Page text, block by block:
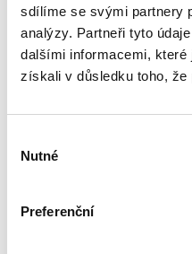
sdílíme se svými partnery
analýzy. Partneři tyto
dalšími informacemi,
získali v důsledku toho, že
souhlasu
Nutné
Preferenční
Šampionem Národní